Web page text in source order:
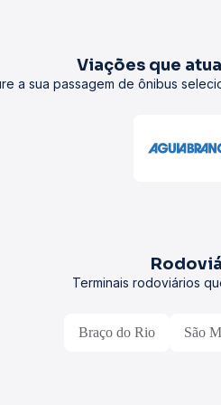
Viações que
a sua passagem de ônibus
Terminais rodoviários
Braço do Rio São